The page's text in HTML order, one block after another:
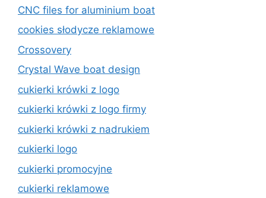
CNC files for aluminium boat
cookies słodycze reklamowe
Crossovery
Crystal Wave boat design
cukierki krówki z logo
cukierki krówki z logo firmy
cukierki krówki z nadrukiem
cukierki logo
cukierki promocyjne
cukierki reklamowe